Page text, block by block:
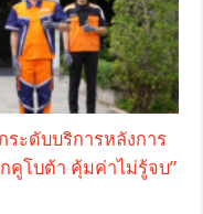
ระดับบริการหลังการ
คูโบต้า คุ้มค่าไม่รู้จบ”